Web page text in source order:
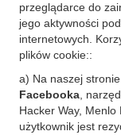
przeglądarce do
jego aktywności
internetowych.
plików cookie::
a) Na naszej
Facebooka ,
Hacker Way,
użytkownik jest